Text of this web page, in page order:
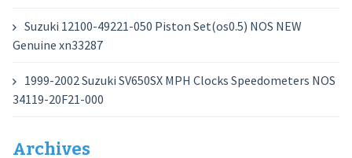
Suzuki 12100-49221-050 Piston Set(os0.5) NOS NEW
Genuine xn33287
1999-2002 Suzuki SV650SX MPH Clocks Speedometers NOS
34119-20F21-000
Archives